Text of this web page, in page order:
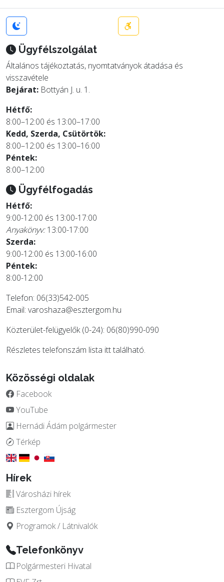
Ügyfélszolgálat
Általános tájékoztatás, nyomtatványok átadása és
visszavétele
Bejárat: Bottyán J. u. 1.
Hétfő:
8:00–12:00 és 13:00–17:00
Kedd, Szerda, Csütörtök:
8:00–12:00 és 13:00–16:00
Péntek:
8:00–12:00
Ügyfélfogadás
Hétfő:
9:00-12:00 és 13:00-17:00
Anyakönyv:13:00-17:00
Szerda:
9:00-12:00 és 13:00-16:00
Péntek:
8:00-12:00
Telefon: 06(33)542-005
Email: varoshaza@esztergom.hu
Közterület-felügyelők (0-24): 06(80)990-090
Részletes telefonszám lista itttalálható.
Közösségi oldalak
Facebook
YouTube
Hernádi Ádám polgármester
Térkép
Hírek
Városházi hírek
Esztergom Újság
Programok / Látnivalók
Telefonkönyv
Polgármesteri Hivatal